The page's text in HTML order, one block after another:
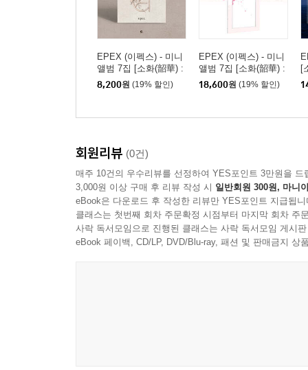
EPEX (이펙스) - 미니
앨범 7집 [소화(韶華) :
Epilogue][Wappen Albu
m]
8,200원 (19% 할인)
EPEX (이펙스) - 미니
앨범 7집 [소화(韶華) :
Epilogue][Eighth Piece
ver.]
18,600원 (19% 할인)
[
회원리뷰 (0건)
매주 10건의 우수리뷰를 선정하여 YES포인트 3만원을 드
3,000원 이상 구매 후 리뷰 작성 시 일반회원 300원, 마니
eBook은 다운로드 후 작성한 리뷰만 YES포인트 지급됩니
클래스는 첫번째 회차 주문확정 시점부터 마지막 회차 주
사락 독서모임으로 진행된 클래스는 사락 독서모임 게시
eBook 페이백, CD/LP, DVD/Blu-ray, 패션 및 판매금지 상